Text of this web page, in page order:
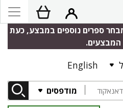
ספרים נוספים במבצע, כעת
המבצעים.
English
מודפסים